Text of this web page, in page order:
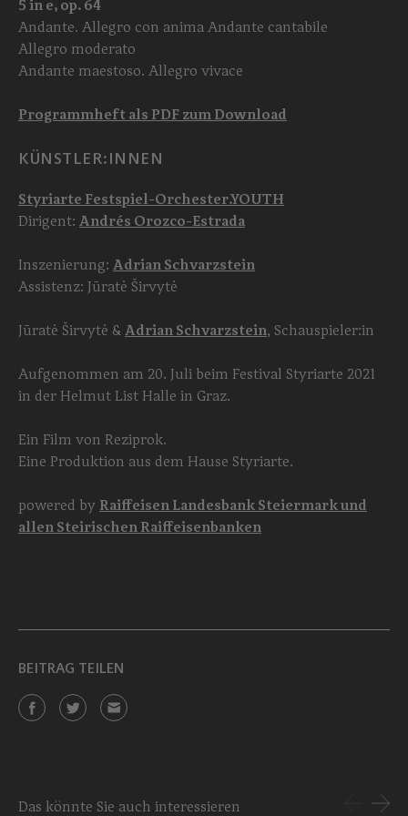
5 in e, op. 64
Andante. Allegro con anima Andante cantabile
Allegro moderato
Andante maestoso. Allegro vivace
Programmheft als PDF zum Download
KÜNSTLER:INNEN
Styriarte Festspiel-Orchester.YOUTH
Dirigent: Andrés Orozco-Estrada
Inszenierung: Adrian Schvarzstein
Assistenz: Jūratė Širvytė
Jūratė Širvytė & Adrian Schvarzstein, Schauspieler:in
Aufgenommen am 20. Juli beim Festival Styriarte 2021
in der Helmut List Halle in Graz.
Ein Film von Reziprok.
Eine Produktion aus dem Hause Styriarte.
powered by Raiffeisen Landesbank Steiermark und
allen Steirischen Raiffeisenbanken
BEITRAG TEILEN
Das könnte Sie auch interessieren